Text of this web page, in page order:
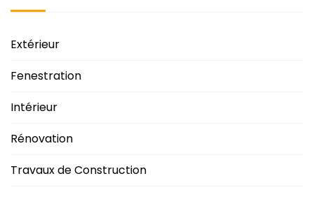
Extérieur
Fenestration
Intérieur
Rénovation
Travaux de Construction